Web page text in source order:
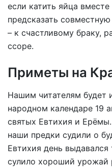
если катить яйца
предсказать
– к счастливому браку,
ссоре.
Приметы на
Нашим читателям будет
народном календаре 19
святых Евтихия и
наши предки судили о
Евтихия день
сулило хороший урожай